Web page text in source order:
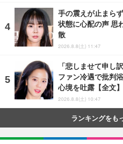
手の震えが止まら
状態に心配の声 思
散
2026.8.8(土) 11:47
「悲しませて申し
ファン冷遇で批判
心境を吐露【全文】
2026.8.8(土) 10:47
ランキングをも